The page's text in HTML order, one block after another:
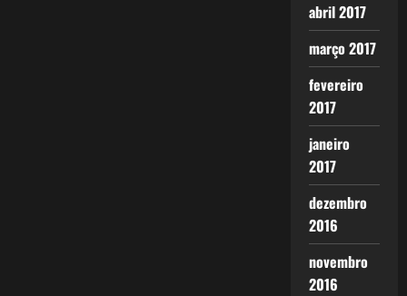
abril 2017
março 2017
fevereiro
2017
janeiro
2017
dezembro
2016
novembro
2016